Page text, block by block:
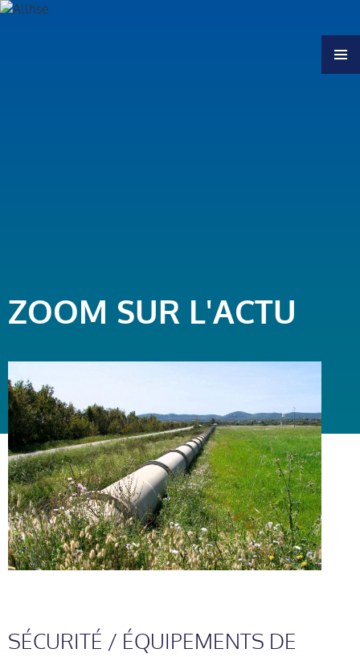
ZOOM SUR L'ACTU
SÉCURITÉ / ÉQUIPEMENTS DE